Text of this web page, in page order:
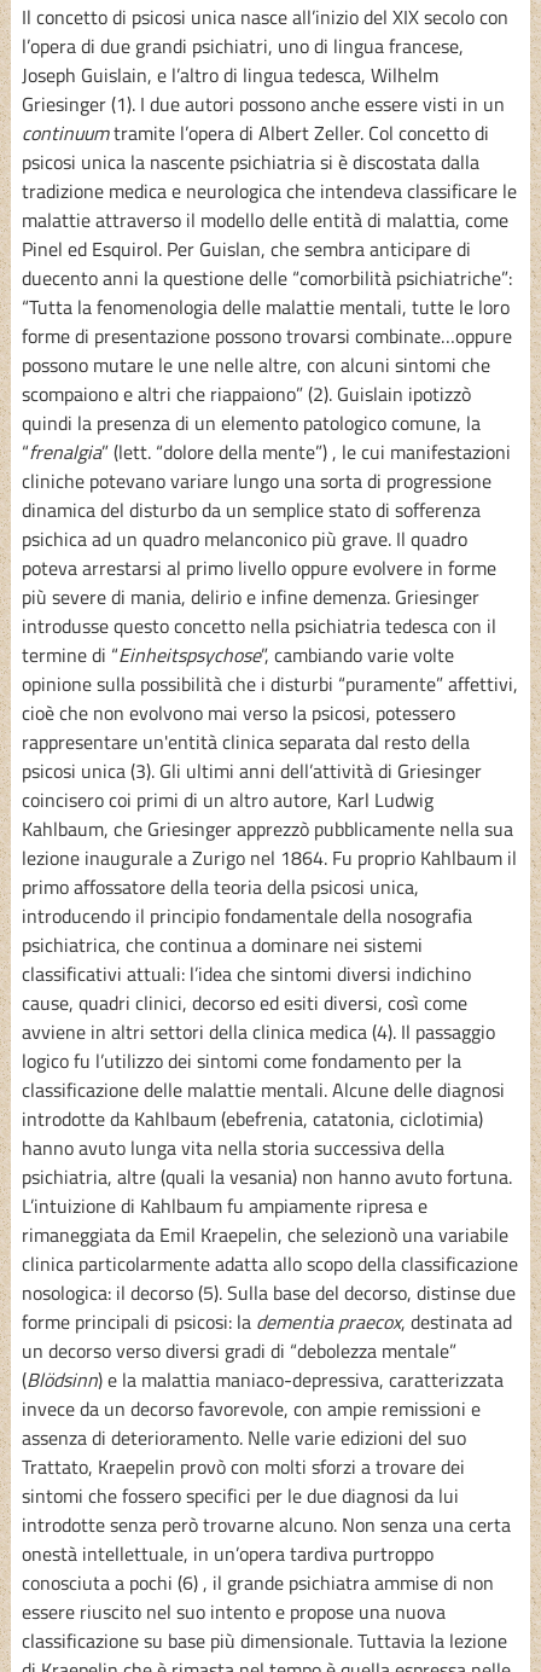
Il concetto di psicosi unica nasce all’inizio del XIX secolo con
l’opera di due grandi psichiatri, uno di lingua francese,
Joseph Guislain, e l’altro di lingua tedesca, Wilhelm
Griesinger (1). I due autori possono anche essere visti in un
continuumtramite l’opera di Albert Zeller. Col concetto di
psicosi unica la nascente psichiatria si è discostata dalla
tradizione medica e neurologica che intendeva classificare le
malattie attraverso il modello delle entità di malattia, come
Pinel ed Esquirol. Per Guislan, che sembra anticipare di
duecento anni la questione delle “comorbilità psichiatriche”:
“Tutta la fenomenologia delle malattie mentali, tutte le loro
forme di presentazione possono trovarsi combinate…oppure
possono mutare le une nelle altre, con alcuni sintomi che
scompaiono e altri che riappaiono” (2). Guislain ipotizzò
quindi la presenza di un elemento patologico comune, la
“frenalgia” (lett. “dolore della mente”) , le cui manifestazioni
cliniche potevano variare lungo una sorta di progressione
dinamica del disturbo da un semplice stato di sofferenza
psichica ad un quadro melanconico più grave. Il quadro
poteva arrestarsi al primo livello oppure evolvere in forme
più severe di mania, delirio e infine demenza. Griesinger
introdusse questo concetto nella psichiatria tedesca con il
termine di “Einheitspsychose”, cambiando varie volte
opinione sulla possibilità che i disturbi “puramente” affettivi,
cioè che non evolvono mai verso la psicosi, potessero
rappresentare un'entità clinica separata dal resto della
psicosi unica (3). Gli ultimi anni dell’attività di Griesinger
coincisero coi primi di un altro autore, Karl Ludwig
Kahlbaum, che Griesinger apprezzò pubblicamente nella sua
lezione inaugurale a Zurigo nel 1864. Fu proprio Kahlbaum il
primo affossatore della teoria della psicosi unica,
introducendo il principio fondamentale della nosografia
psichiatrica, che continua a dominare nei sistemi
classificativi attuali: l’idea che sintomi diversi indichino
cause, quadri clinici, decorso ed esiti diversi, così come
avviene in altri settori della clinica medica (4). Il passaggio
logico fu l’utilizzo dei sintomi come fondamento per la
classificazione delle malattie mentali. Alcune delle diagnosi
introdotte da Kahlbaum (ebefrenia, catatonia, ciclotimia)
hanno avuto lunga vita nella storia successiva della
psichiatria, altre (quali la vesania) non hanno avuto fortuna.
L’intuizione di Kahlbaum fu ampiamente ripresa e
rimaneggiata da Emil Kraepelin, che selezionò una variabile
clinica particolarmente adatta allo scopo della classificazione
nosologica: il decorso (5). Sulla base del decorso, distinse due
forme principali di psicosi: la dementia praecox, destinata ad
un decorso verso diversi gradi di “debolezza mentale”
(Blödsinn) e la malattia maniaco-depressiva, caratterizzata
invece da un decorso favorevole, con ampie remissioni e
assenza di deterioramento. Nelle varie edizioni del suo
Trattato, Kraepelin provò con molti sforzi a trovare dei
sintomi che fossero specifici per le due diagnosi da lui
introdotte senza però trovarne alcuno. Non senza una certa
onestà intellettuale, in un’opera tardiva purtroppo
conosciuta a pochi (6) , il grande psichiatra ammise di non
essere riuscito nel suo intento e propose una nuova
classificazione su base più dimensionale. Tuttavia la lezione